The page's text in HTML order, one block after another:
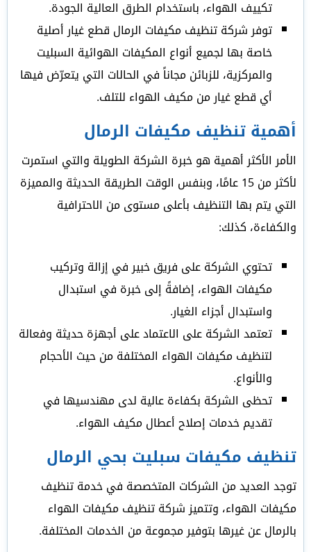
تكييف الهواء، باستخدام الطرق العالية الجودة.
توفر شركة تنظيف مكيفات الرمال قطع غيار أصلية
خاصة بها لجميع أنواع المكيفات الهوائية السبليت
والمركزية، للزبائن مجاناً في الحالات التي يتعرّض فيها
أي قطع غيار من مكيف الهواء للتلف.
أهمية تنظيف مكيفات الرمال
الأمر الأكثر أهمية هو خبرة الشركة الطويلة والتي استمرت
لأكثر من 15 عامًا، وبنفس الوقت الطريقة الحديثة والمميزة
التي يتم بها التنظيف بأعلى مستوى من الاحترافية
والكفاءة، كذلك:
تحتوي الشركة على فريق خبير في إزالة وتركيب
مكيفات الهواء، إضافةً إلى خبرة في استبدال
واستبدال أجزاء الغيار.
تعتمد الشركة على الاعتماد على أجهزة حديثة وفعالة
لتنظيف مكيفات الهواء المختلفة من حيث الأحجام
والأنواع.
تحظى الشركة بكفاءة عالية لدى مهندسيها في
تقديم خدمات إصلاح أعطال مكيف الهواء.
تنظيف مكيفات سبليت بحي الرمال
توجد العديد من الشركات المتخصصة في خدمة تنظيف
مكيفات الهواء، وتتميز شركة تنظيف مكيفات الهواء
بالرمال عن غيرها بتوفير مجموعة من الخدمات المختلفة.